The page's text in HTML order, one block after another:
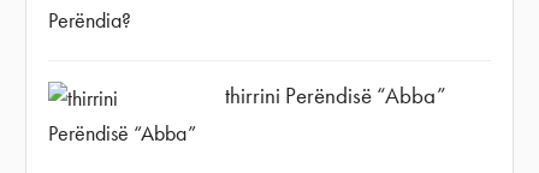
thirrini Perëndisë “Abba”